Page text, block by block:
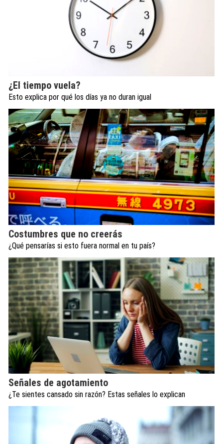
¿El tiempo vuela?
Esto explica por qué los días ya no duran igual
Costumbres que no creerás
¿Qué pensarías si esto fuera normal en tu país?
Señales de agotamiento
¿Te sientes cansado sin razón? Estas señales lo explican